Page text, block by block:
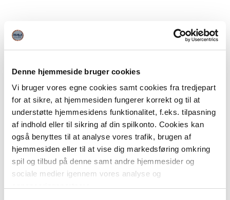
Denne hjemmeside bruger cookies
Vi bruger vores egne cookies samt cookies fra tredjepart
for at sikre, at hjemmesiden fungerer korrekt og til at
understøtte hjemmesidens funktionalitet, f.eks. tilpasning
af indhold eller til sikring af din spilkonto. Cookies kan
også benyttes til at analyse vores trafik, brugen af
hjemmesiden eller til at vise dig markedsføring omkring
spil og tilbud på denne samt andre hjemmesider og
sociale medier igennem vores analyse og